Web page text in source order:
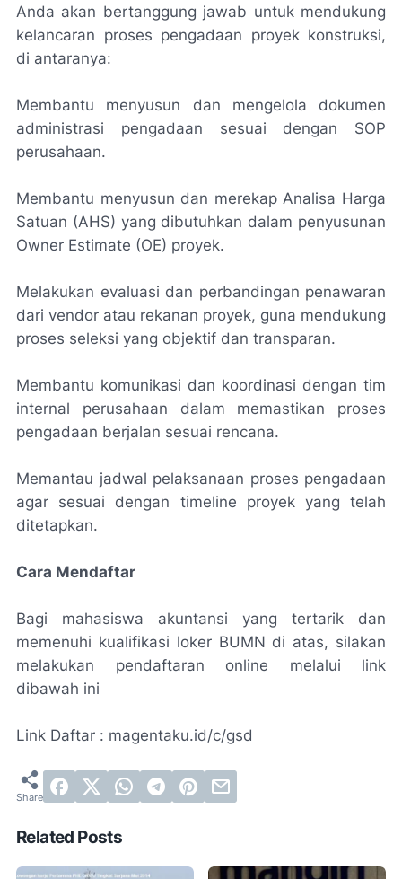
Anda akan bertanggung jawab untuk mendukung
kelancaran proses pengadaan proyek konstruksi,
di antaranya:
Membantu menyusun dan mengelola dokumen
administrasi pengadaan sesuai dengan SOP
perusahaan.
Membantu menyusun dan merekap Analisa Harga
Satuan (AHS) yang dibutuhkan dalam penyusunan
Owner Estimate (OE) proyek.
Melakukan evaluasi dan perbandingan penawaran
dari vendor atau rekanan proyek, guna mendukung
proses seleksi yang objektif dan transparan.
Membantu komunikasi dan koordinasi dengan tim
internal perusahaan dalam memastikan proses
pengadaan berjalan sesuai rencana.
Memantau jadwal pelaksanaan proses pengadaan
agar sesuai dengan timeline proyek yang telah
ditetapkan.
Cara Mendaftar
Bagi mahasiswa akuntansi yang tertarik dan
memenuhi kualifikasi loker BUMN di atas, silakan
melakukan pendaftaran online melalui link
dibawah ini
Link Daftar : magentaku.id/c/gsd
Related Posts